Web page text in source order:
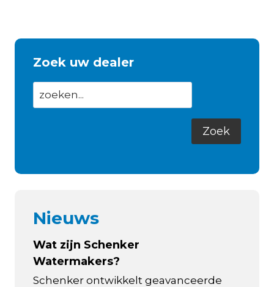
Zoek uw dealer
Nieuws
Wat zijn Schenker
Watermakers?
Schenker ontwikkelt geavanceerde